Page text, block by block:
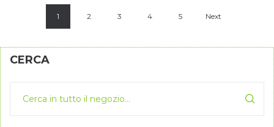
1 2 3 4 5 Next
CERCA